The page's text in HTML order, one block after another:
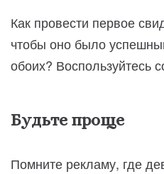
Как провести первое
чтобы оно было
обоих? Воспользуйтесь
Будьте проще
Помните рекламу, где